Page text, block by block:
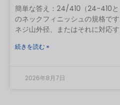
簡単な答え：24/410（24-410
のネックフィニッシュの規格で
ネジ山外径、またはそれに対応
化された連続ねじ仕上げシリー
このコードだけでは、漏れのな
続きを読む »
2026年8月7日